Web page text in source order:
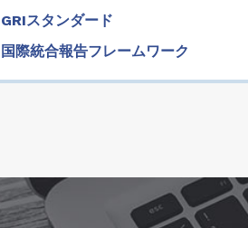
GRIスタンダード
国際統合報告フレームワーク